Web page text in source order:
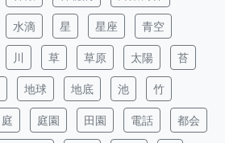
水滴 星 星座 青空
川 草 草原 太陽 苔
地球 地底 池 竹
庭 庭園 田園 電話 都会